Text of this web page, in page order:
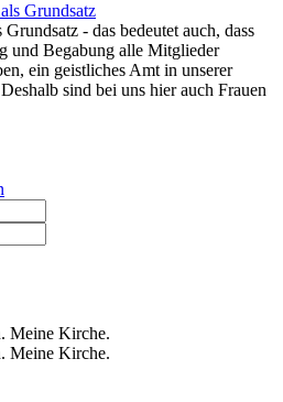
Grundsatz
- das bedeutet auch, dass
und Begabung alle Mitglieder
ein geistliches Amt in unserer
sind bei uns hier auch Frauen